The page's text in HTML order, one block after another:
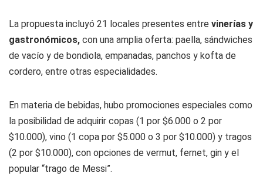
La propuesta incluyó 21 locales presentes entre vinerías y
gastronómicos, con una amplia oferta: paella, sándwiches
de vacío y de bondiola, empanadas, panchos y kofta de
cordero, entre otras especialidades.
En materia de bebidas, hubo promociones especiales como
la posibilidad de adquirir copas (1 por $6.000 o 2 por
$10.000), vino (1 copa por $5.000 o 3 por $10.000) y tragos
(2 por $10.000), con opciones de vermut, fernet, gin y el
popular “trago de Messi”.